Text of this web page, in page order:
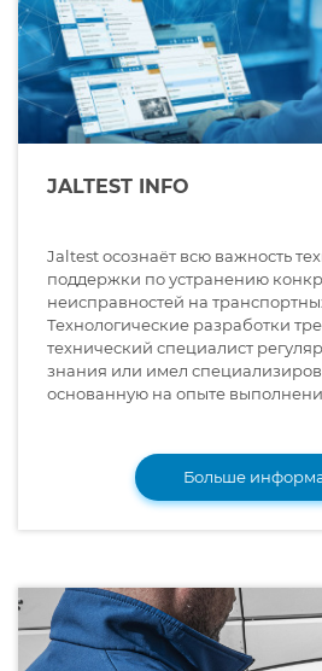
JALTEST INFO
Jaltest осознаёт всю важность
поддержки по устранению
неисправностей на
Технологические разработки
технический специалист
знания или имел
основанную на опыте
Больше